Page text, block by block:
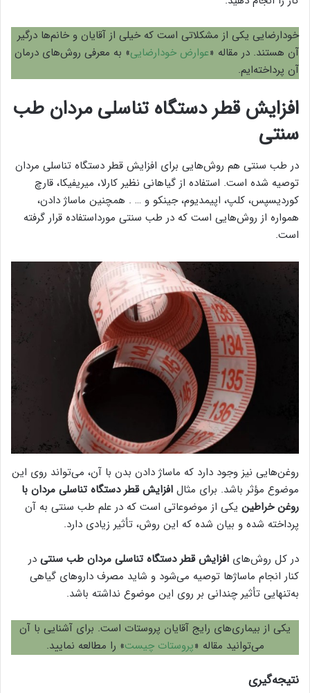
خودارضایی یکی از مشکلاتی است که خیلی از آقایان و خانم‌ها درگیر
آن هستند. در مقاله «عوارض خودارضایی» به معرفی روش‌های درمان
آن پرداخته‌ایم.
افزایش قطر دستگاه تناسلی مردان طب
سنتی
در طب سنتی هم روش‌هایی برای افزایش قطر دستگاه تناسلی مردان
توصیه شده است. استفاده از گیاهانی نظیر کارلا، میریفیکا، قارچ
کوردیسپس، کلپ، اپیمدیوم، جینکو و … . همچنین ماساژ دادن،
همواره از روش‌هایی است که در طب سنتی مورداستفاده قرار گرفته
است.
روغن‌هایی نیز وجود دارد که ماساژ دادن بدن با آن، می‌تواند روی این
موضوع مؤثر باشد. برای مثال افزایش قطر دستگاه تناسلی مردان با
روغن خراطین یکی از موضوعاتی است که در علم طب سنتی به آن
پرداخته شده و بیان شده که این روش، تأثیر زیادی دارد.
در کل روش‌های افزایش قطر دستگاه تناسلی مردان طب سنتی در
کنار انجام ماساژها توصیه می‌شود و شاید مصرف داروهای گیاهی
به‌تنهایی تأثیر چندانی بر روی این موضوع نداشته باشد.
یکی از بیماری‌های رایج آقایان پروستات است. برای آشنایی با آن
می‌توانید مقاله «پروستات چیست» را مطالعه نمایید.
نتیجه‌گیری